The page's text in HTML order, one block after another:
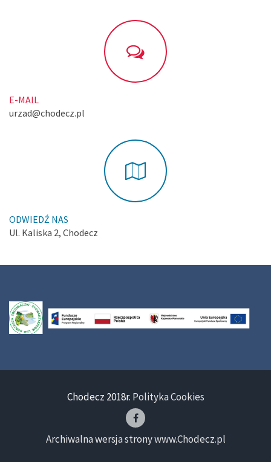
E-MAIL
urzad@chodecz.pl
ODWIEDŹ NAS
Ul. Kaliska 2, Chodecz
Chodecz 2018r. Polityka Cookies
Archiwalna wersja strony www.Chodecz.pl